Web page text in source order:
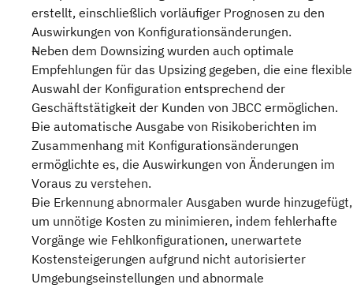
erstellt, einschließlich vorläufiger Prognosen zu den
Auswirkungen von Konfigurationsänderungen.
Neben dem Downsizing wurden auch optimale
Empfehlungen für das Upsizing gegeben, die eine flexible
Auswahl der Konfiguration entsprechend der
Geschäftstätigkeit der Kunden von JBCC ermöglichen.
Die automatische Ausgabe von Risikoberichten im
Zusammenhang mit Konfigurationsänderungen
ermöglichte es, die Auswirkungen von Änderungen im
Voraus zu verstehen.
Die Erkennung abnormaler Ausgaben wurde hinzugefügt,
um unnötige Kosten zu minimieren, indem fehlerhafte
Vorgänge wie Fehlkonfigurationen, unerwartete
Kostensteigerungen aufgrund nicht autorisierter
Umgebungseinstellungen und abnormale